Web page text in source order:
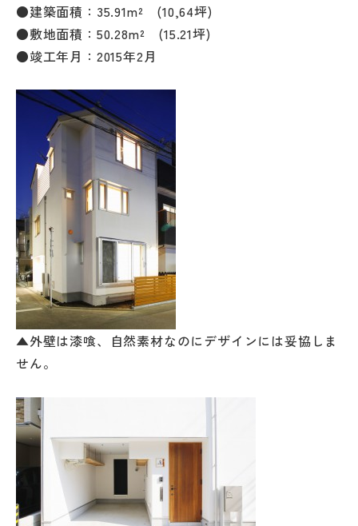
●建築面積：35.91m² (10,64坪)
●敷地面積：50.28m² (15.21坪)
●竣工年月：2015年2月
▲外壁は漆喰、自然素材なのにデザインには妥協しま
せん。